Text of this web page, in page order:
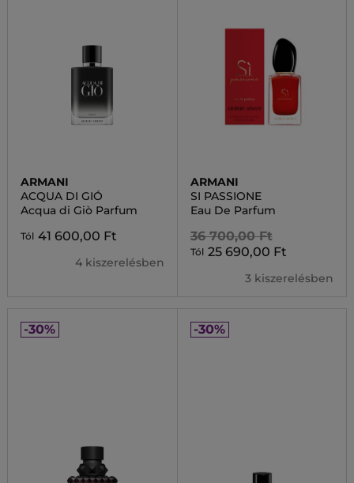
ARMANI
ACQUA DI GIÓ
Acqua di Giò Parfum
Tól 41 600,00 Ft
4 kiszerelésben
ARMANI
SI PASSIONE
Eau De Parfum
36 700,00 Ft
Tól 25 690,00 Ft
3 kiszerelésben
-30% -30%